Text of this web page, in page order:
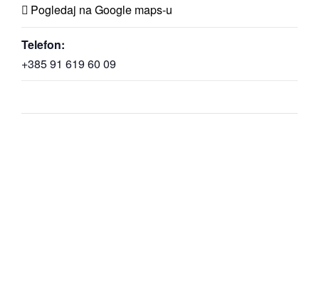
Pogledaj na Google maps-u
Telefon:
+385 91 619 60 09